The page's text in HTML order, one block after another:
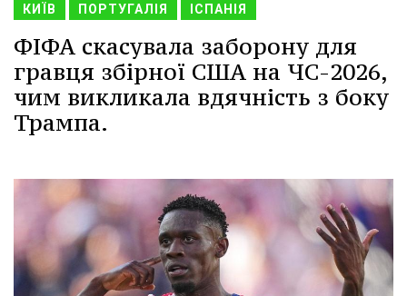
КИЇВ ПОРТУГАЛІЯ ІСПАНІЯ
ФІФА скасувала заборону для
гравця збірної США на ЧС-2026,
чим викликала вдячність з боку
Трампа.